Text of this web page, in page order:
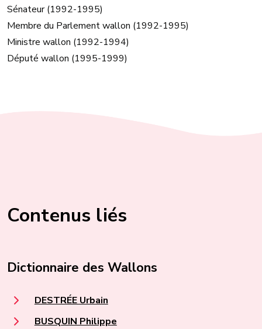
Sénateur (1992-1995)
Membre du Parlement wallon (1992-1995)
Ministre wallon (1992-1994)
Député wallon (1995-1999)
Contenus liés
Dictionnaire des Wallons
DESTRÉE Urbain
BUSQUIN Philippe